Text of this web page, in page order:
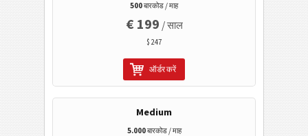
जीएस1 2डी बारकोड
इलेक्ट्रॉनिक बैंकिंग/एसईपीए
मोबाइल टैगिंग
स्वास्थ्य सेवा
500बारकोड / माह
€ 199 / साल
$ 247
ऑर्डर करें
Medium
5.000बारकोड / माह